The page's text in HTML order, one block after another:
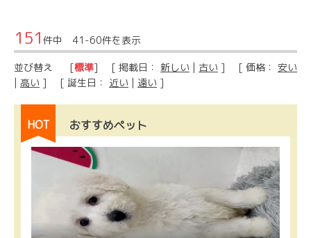
151 件中 41-60件を表示
並び替え [標準] [ 掲載日： 新しい | 古い ] [ 価格： 安い
| 高い ] [ 誕生日： 近い | 遠い ]
HOT おすすめペット